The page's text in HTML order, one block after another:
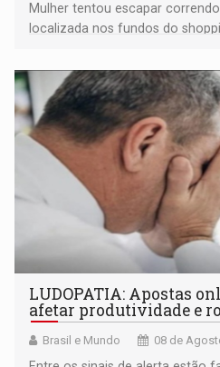
Mulher tentou escapar
localizada nos fundos do
LUDOPATIA: Apostas
afetar produtividade e
Brasil e Mundo 08 de